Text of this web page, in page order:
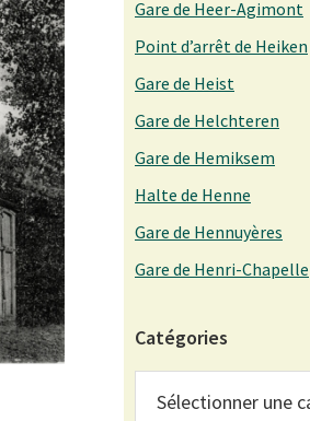
Gare de Heer-Agimont
Point d’arrêt de Heiken
Gare de Heist
Gare de Helchteren
Gare de Hemiksem
Halte de Henne
Gare de Hennuyères
Gare de Henri-Chapelle
Catégories